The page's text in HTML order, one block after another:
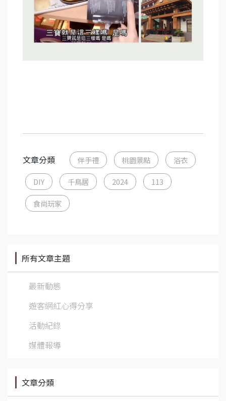
文章分類 伴手禮 桃園景點 浴衣
DIY 千鳥居 2024 113
食尚玩家
所有文章主題
最新動態
遊客網紅心得分享
活動紀錄
媒體報導
文章分類